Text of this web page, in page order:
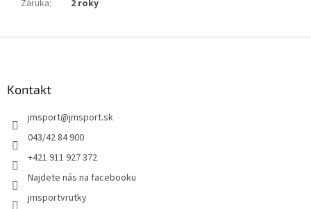
Záruka: 2 roky
Kontakt
jmsport@jmsport.sk
043/42 84 900
+421 911 927 372
Najdete nás na facebooku
jmsportvrutky